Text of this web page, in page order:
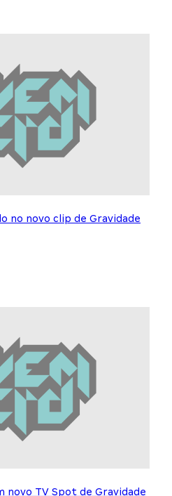
no novo clip de Gravidade
novo TV Spot de Gravidade